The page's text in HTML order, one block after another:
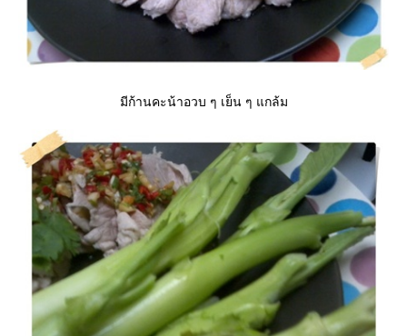
มีก้านคะน้าอวบ ๆ เย็น ๆ แกล้ม